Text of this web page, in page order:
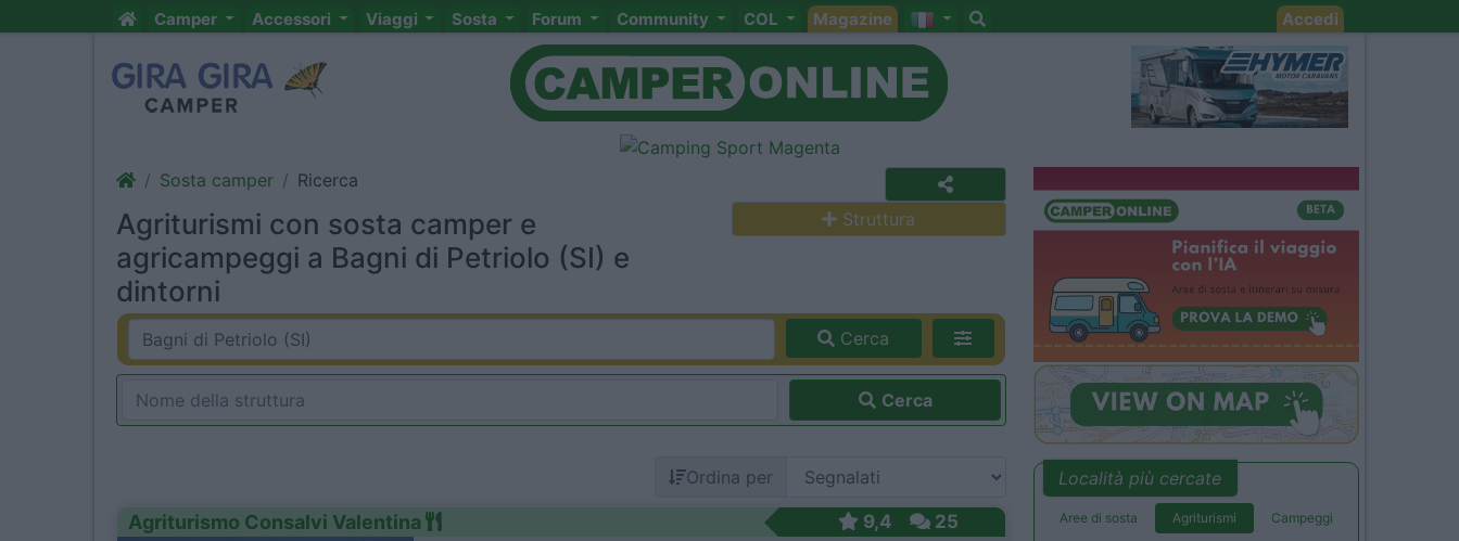
Camper Accessori Viaggi Sosta Forum Community COL Magazine Accedi
Sosta camper Ricerca
Agriturismi con sosta camper e
agricampeggi a Bagni di Petriolo (SI) e
dintorni
Struttura
Cerca
Cerca
Ordina per
Agriturismo Consalvi Valentina 9,4 25
Località più cercate
Aree di sosta Agriturismi Campeggi